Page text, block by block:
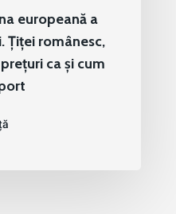
europeană a
Țiței românesc,
ca și cum